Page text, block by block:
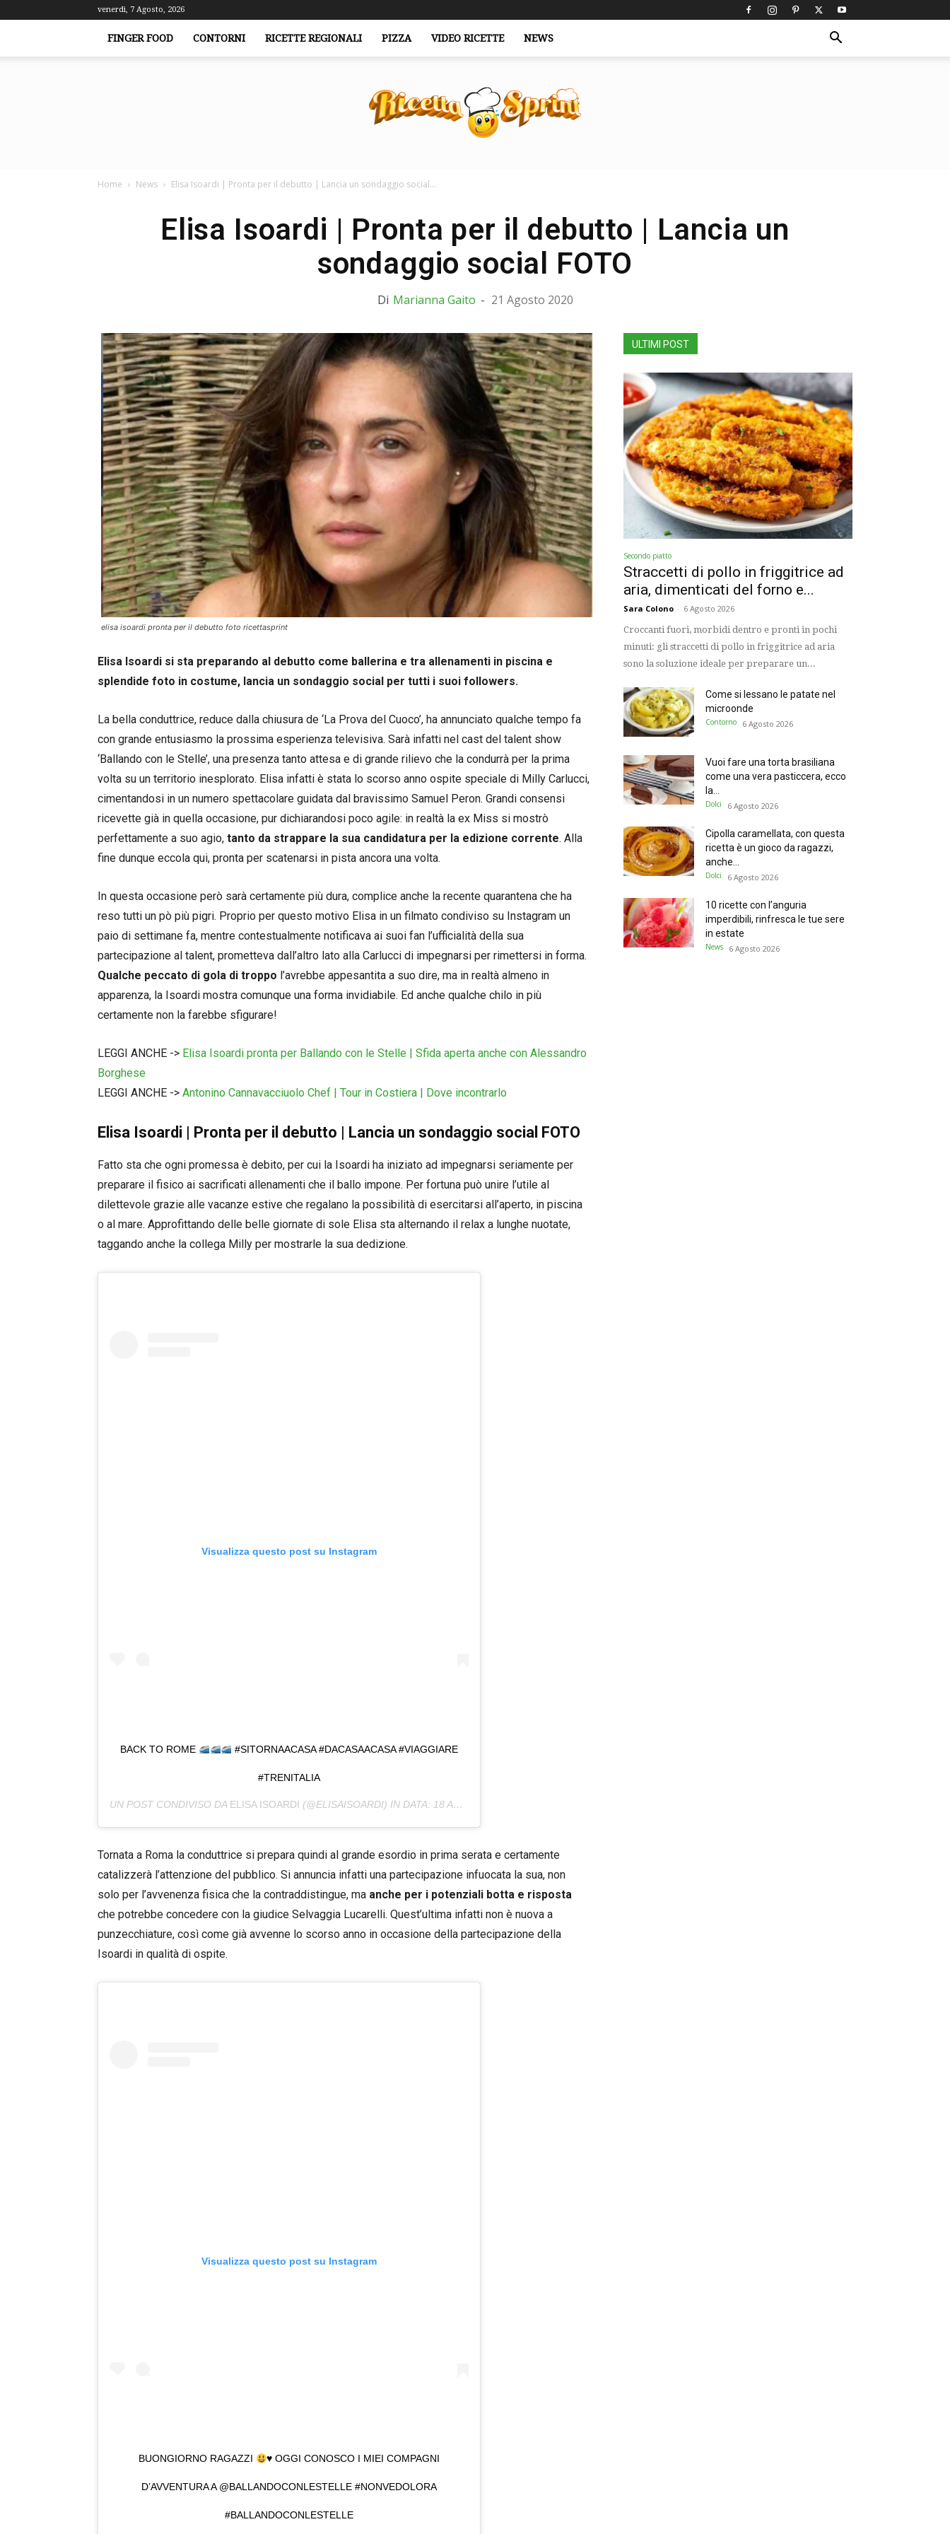
venerdì, 7 Agosto, 2026
FINGER FOOD CONTORNI RICETTE REGIONALI PIZZA VIDEO RICETTE NEWS
Home News Elisa Isoardi | Pronta per il debutto | Lancia un sondaggio social...
Elisa Isoardi | Pronta per il debutto | Lancia un
sondaggio social FOTO
Di Marianna Gaito - 21 Agosto 2020
elisa isoardi pronta per il debutto foto ricettasprint
Elisa Isoardi si sta preparando al debutto come ballerina e tra allenamenti in piscina e
splendide foto in costume, lancia un sondaggio social per tutti i suoi followers.
La bella conduttrice, reduce dalla chiusura de ‘La Prova del Cuoco’, ha annunciato qualche tempo fa
con grande entusiasmo la prossima esperienza televisiva. Sarà infatti nel cast del talent show
‘Ballando con le Stelle’, una presenza tanto attesa e di grande rilievo che la condurrà per la prima
volta su un territorio inesplorato. Elisa infatti è stata lo scorso anno ospite speciale di Milly Carlucci,
cimentandosi in un numero spettacolare guidata dal bravissimo Samuel Peron. Grandi consensi
ricevette già in quella occasione, pur dichiarandosi poco agile: in realtà la ex Miss si mostrò
perfettamente a suo agio, tanto da strappare la sua candidatura per la edizione corrente. Alla
fine dunque eccola qui, pronta per scatenarsi in pista ancora una volta.
In questa occasione però sarà certamente più dura, complice anche la recente quarantena che ha
reso tutti un pò più pigri. Proprio per questo motivo Elisa in un filmato condiviso su Instagram un
paio di settimane fa, mentre contestualmente notificava ai suoi fan l’ufficialità della sua
partecipazione al talent, prometteva dall’altro lato alla Carlucci di impegnarsi per rimettersi in forma.
Qualche peccato di gola di troppo l’avrebbe appesantita a suo dire, ma in realtà almeno in
apparenza, la Isoardi mostra comunque una forma invidiabile. Ed anche qualche chilo in più
certamente non la farebbe sfigurare!
LEGGI ANCHE -> Elisa Isoardi pronta per Ballando con le Stelle | Sfida aperta anche con Alessandro
Borghese
LEGGI ANCHE -> Antonino Cannavacciuolo Chef | Tour in Costiera | Dove incontrarlo
Elisa Isoardi | Pronta per il debutto | Lancia un sondaggio social FOTO
Fatto sta che ogni promessa è debito, per cui la Isoardi ha iniziato ad impegnarsi seriamente per
preparare il fisico ai sacrificati allenamenti che il ballo impone. Per fortuna può unire l’utile al
dilettevole grazie alle vacanze estive che regalano la possibilità di esercitarsi all’aperto, in piscina
o al mare. Approfittando delle belle giornate di sole Elisa sta alternando il relax a lunghe nuotate,
taggando anche la collega Milly per mostrarle la sua dedizione.
Visualizza questo post su Instagram
BACK TO ROME #SITORNAACASA #DACASAACASA #VIAGGIARE
#TRENITALIA
UN POST CONDIVISO DA ELISA ISOARDI (@ELISAISOARDI) IN DATA: 18 AGO 2020 ALLE ORE 7:53 PDT
Tornata a Roma la conduttrice si prepara quindi al grande esordio in prima serata e certamente
catalizzerà l’attenzione del pubblico. Si annuncia infatti una partecipazione infuocata la sua, non
solo per l’avvenenza fisica che la contraddistingue, ma anche per i potenziali botta e risposta
che potrebbe concedere con la giudice Selvaggia Lucarelli. Quest’ultima infatti non è nuova a
punzecchiature, così come già avvenne lo scorso anno in occasione della partecipazione della
Isoardi in qualità di ospite.
Visualizza questo post su Instagram
BUONGIORNO RAGAZZI ♥️ OGGI CONOSCO I MIEI COMPAGNI
D’AVVENTURA A @BALLANDOCONLESTELLE #NONVEDOLORA
#BALLANDOCONLESTELLE
ULTIMI POST
Secondo piatto
Straccetti di pollo in friggitrice ad
aria, dimenticati del forno e...
Sara Colono - 6 Agosto 2026
Croccanti fuori, morbidi dentro e pronti in pochi
minuti: gli straccetti di pollo in friggitrice ad aria
sono la soluzione ideale per preparare un...
Come si lessano le patate nel
microonde
Contorno 6 Agosto 2026
Vuoi fare una torta brasiliana
come una vera pasticcera, ecco
la...
Dolci 6 Agosto 2026
Cipolla caramellata, con questa
ricetta è un gioco da ragazzi,
anche...
Dolci 6 Agosto 2026
10 ricette con l’anguria
imperdibili, rinfresca le tue sere
in estate
News 6 Agosto 2026